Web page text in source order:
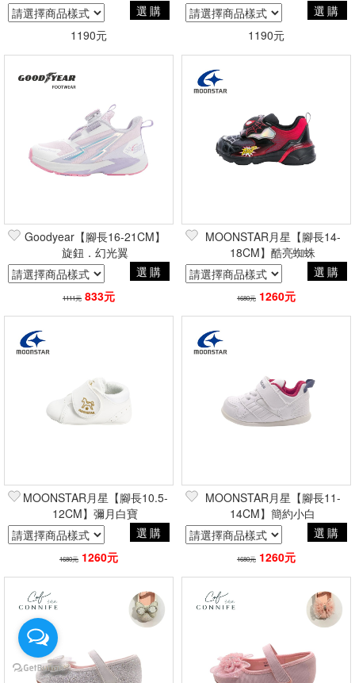
選購
1190元
選購
1190元
Goodyear【腳長16-21CM】
旋鈕．幻光翼
選購
1111元 833元
MOONSTAR月星【腳長14-
18CM】酷亮蜘蛛
選購
1680元 1260元
MOONSTAR月星【腳長10.5-
12CM】彌月白寶
選購
1680元 1260元
MOONSTAR月星【腳長11-
14CM】簡約小白
選購
1680元 1260元